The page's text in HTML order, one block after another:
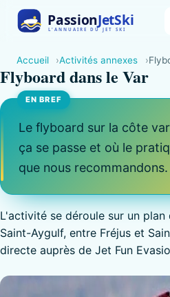
Accueil Activités annexes
Flyboard dans le Var
Le flyboard sur la côte
ça se passe et où le
que nous recommandons.
L'activité se déroule sur un
Saint-Aygulf, entre Fréjus et
directe auprès de Jet Fun